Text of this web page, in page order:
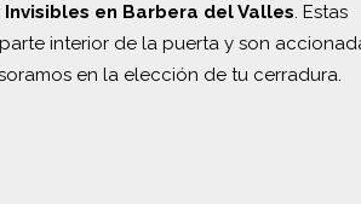
en Barbera del Valles. Estas
interior de la puerta y son
en la elección de tu cerradura.